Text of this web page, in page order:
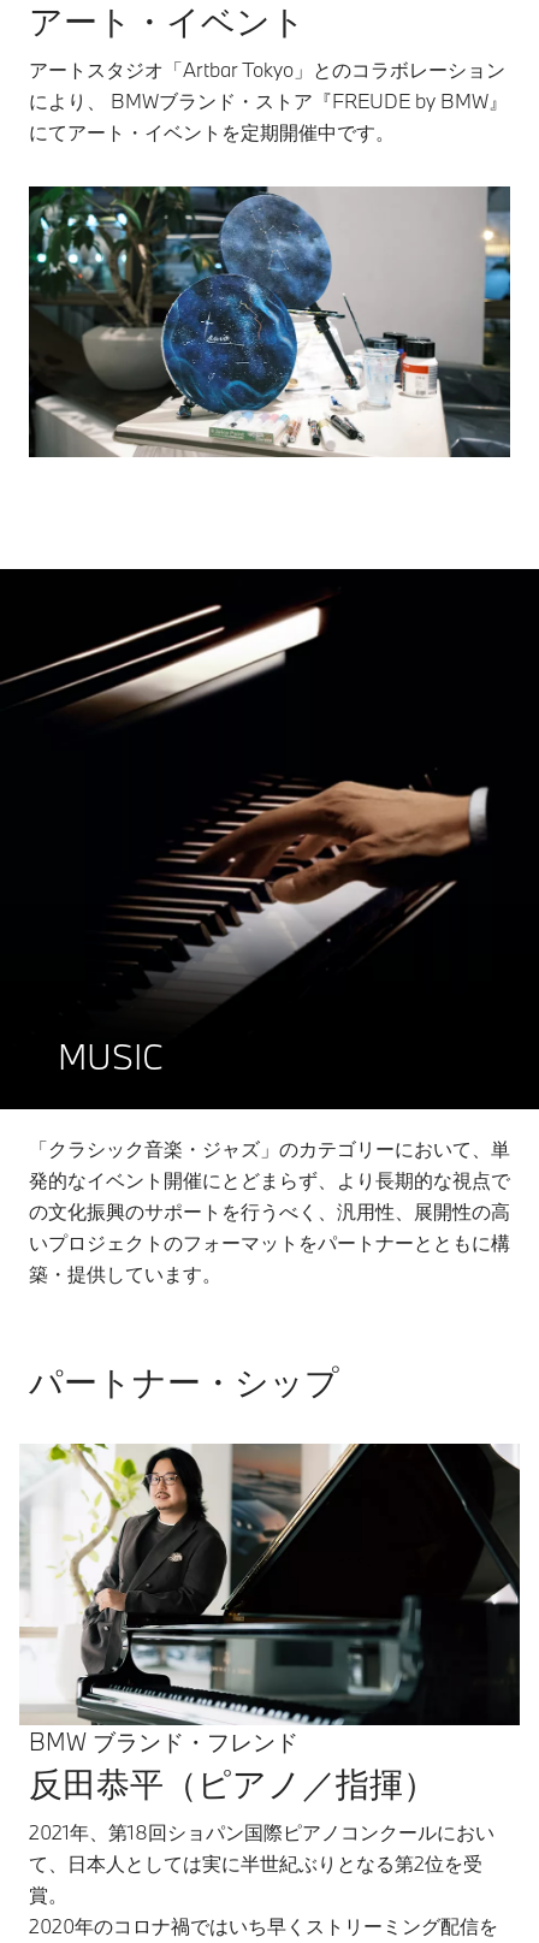
アート・イベント
アートスタジオ「Artbar Tokyo」とのコラボレーション
により、 BMWブランド・ストア『FREUDE by BMW』
にてアート・イベントを定期開催中です。
MUSIC
「クラシック音楽・ジャズ」のカテゴリーにおいて、単
発的なイベント開催にとどまらず、より長期的な視点で
の文化振興のサポートを行うべく、汎用性、展開性の高
いプロジェクトのフォーマットをパートナーとともに構
築・提供しています。
パートナー・シップ
BMW ブランド・フレンド
反田恭平（ピアノ／指揮）
2021年、第18回ショパン国際ピアノコンクールにおい
て、日本人としては実に半世紀ぶりとなる第2位を受
賞。
2020年のコロナ禍ではいち早くストリーミング配信を